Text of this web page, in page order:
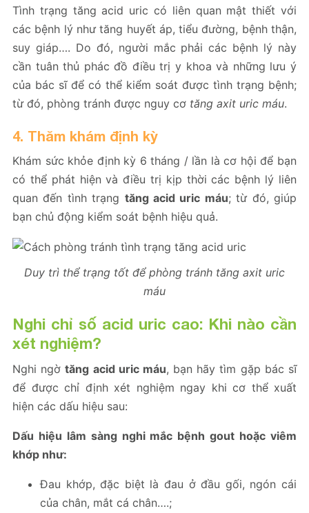
Tình trạng tăng acid uric có liên quan mật thiết với
các bệnh lý như tăng huyết áp, tiểu đường, bệnh thận,
suy giáp…. Do đó, người mắc phải các bệnh lý này
cần tuân thủ phác đồ điều trị y khoa và những lưu ý
của bác sĩ để có thể kiểm soát được tình trạng bệnh;
từ đó, phòng tránh được nguy cơ tăng axit uric máu.
4. Thăm khám định kỳ
Khám sức khỏe định kỳ 6 tháng / lần là cơ hội để bạn
có thể phát hiện và điều trị kịp thời các bệnh lý liên
quan đến tình trạng tăng acid uric máu; từ đó, giúp
bạn chủ động kiểm soát bệnh hiệu quả.
Duy trì thể trạng tốt để phòng tránh tăng axit uric
máu
Nghi chỉ số acid uric cao: Khi nào cần
xét nghiệm?
Nghi ngờtăng acid uric máu, bạn hãy tìm gặp bác sĩ
để được chỉ định xét nghiệm ngay khi cơ thể xuất
hiện các dấu hiệu sau:
Dấu hiệu lâm sàng nghi mắc bệnh gout hoặc viêm
khớp như:
Đau khớp, đặc biệt là đau ở đầu gối, ngón cái
của chân, mắt cá chân….;